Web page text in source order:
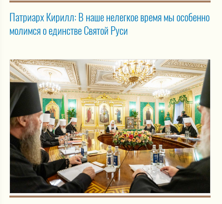
Патриарх Кирилл: В наше нелегкое время мы особенно
молимся о единстве Святой Руси